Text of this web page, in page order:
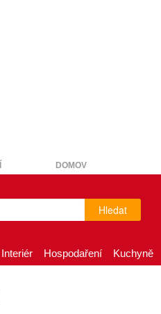
DOMOV
Hledat
Interiér Hospodaření Kuchyně